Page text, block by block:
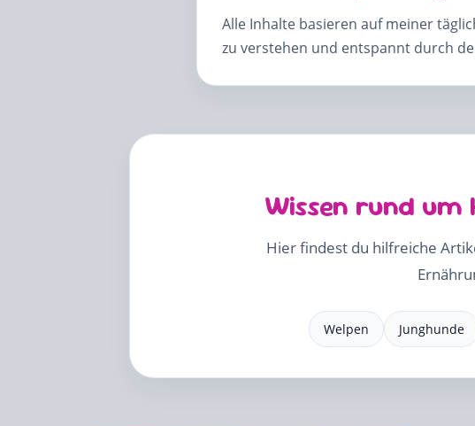
Alle Inhalte basieren auf meiner
zu verstehen und entspannt durch
Wissen rund um
Hier findest du hilfreiche
Welpen Junghunde